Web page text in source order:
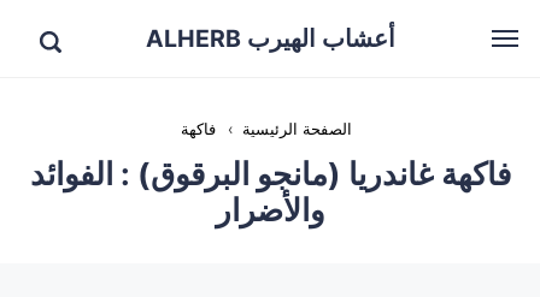
أعشاب الهيرب ALHERB
الصفحة الرئيسية › فاكهة
فاكهة غاندريا (مانجو البرقوق) : الفوائد
والأضرار